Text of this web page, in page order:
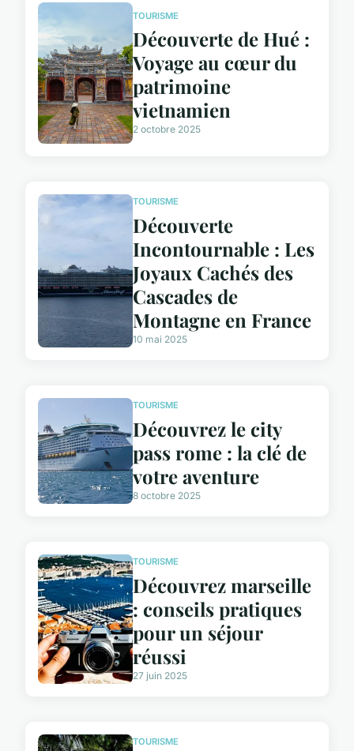
TOURISME
Découverte de Hué :
Voyage au cœur du
patrimoine
vietnamien
2 octobre 2025
TOURISME
Découverte
Incontournable : Les
Joyaux Cachés des
Cascades de
Montagne en France
10 mai 2025
TOURISME
Découvrez le city
pass rome : la clé de
votre aventure
8 octobre 2025
TOURISME
Découvrez marseille
: conseils pratiques
pour un séjour
réussi
27 juin 2025
TOURISME